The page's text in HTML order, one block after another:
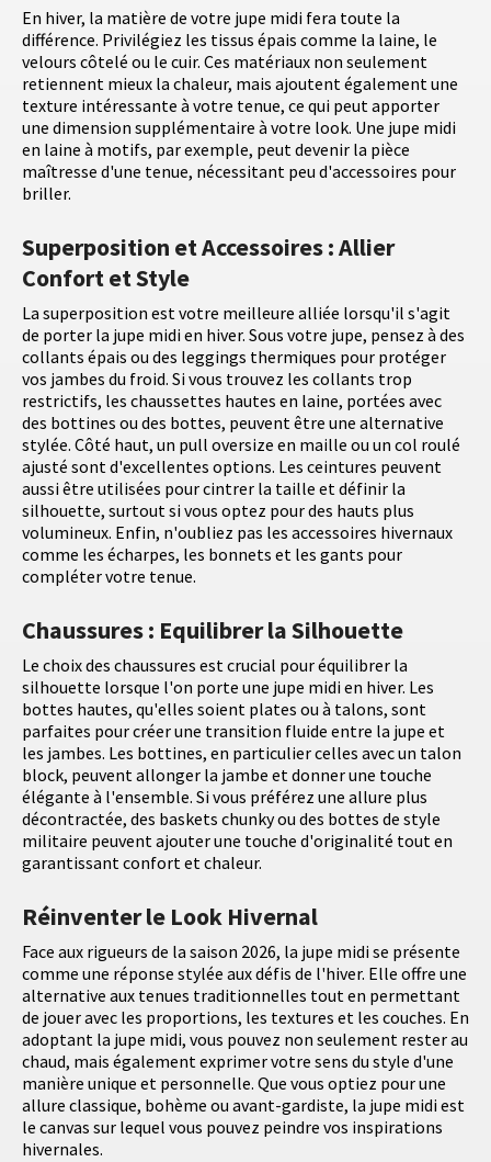
En hiver, la matière de votre jupe midi fera toute la
différence. Privilégiez les tissus épais comme la laine, le
velours côtelé ou le cuir. Ces matériaux non seulement
retiennent mieux la chaleur, mais ajoutent également une
texture intéressante à votre tenue, ce qui peut apporter
une dimension supplémentaire à votre look. Une jupe midi
en laine à motifs, par exemple, peut devenir la pièce
maîtresse d'une tenue, nécessitant peu d'accessoires pour
briller.
Superposition et Accessoires : Allier
Confort et Style
La superposition est votre meilleure alliée lorsqu'il s'agit
de porter la jupe midi en hiver. Sous votre jupe, pensez à des
collants épais ou des leggings thermiques pour protéger
vos jambes du froid. Si vous trouvez les collants trop
restrictifs, les chaussettes hautes en laine, portées avec
des bottines ou des bottes, peuvent être une alternative
stylée. Côté haut, un pull oversize en maille ou un col roulé
ajusté sont d'excellentes options. Les ceintures peuvent
aussi être utilisées pour cintrer la taille et définir la
silhouette, surtout si vous optez pour des hauts plus
volumineux. Enfin, n'oubliez pas les accessoires hivernaux
comme les écharpes, les bonnets et les gants pour
compléter votre tenue.
Chaussures : Equilibrer la Silhouette
Le choix des chaussures est crucial pour équilibrer la
silhouette lorsque l'on porte une jupe midi en hiver. Les
bottes hautes, qu'elles soient plates ou à talons, sont
parfaites pour créer une transition fluide entre la jupe et
les jambes. Les bottines, en particulier celles avec un talon
block, peuvent allonger la jambe et donner une touche
élégante à l'ensemble. Si vous préférez une allure plus
décontractée, des baskets chunky ou des bottes de style
militaire peuvent ajouter une touche d'originalité tout en
garantissant confort et chaleur.
Réinventer le Look Hivernal
Face aux rigueurs de la saison 2026, la jupe midi se présente
comme une réponse stylée aux défis de l'hiver. Elle offre une
alternative aux tenues traditionnelles tout en permettant
de jouer avec les proportions, les textures et les couches. En
adoptant la jupe midi, vous pouvez non seulement rester au
chaud, mais également exprimer votre sens du style d'une
manière unique et personnelle. Que vous optiez pour une
allure classique, bohème ou avant-gardiste, la jupe midi est
le canvas sur lequel vous pouvez peindre vos inspirations
hivernales.